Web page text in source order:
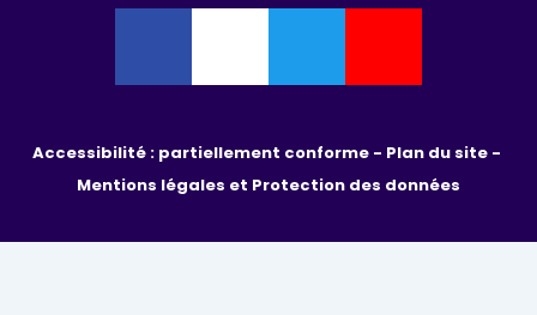
Accessibilité : partiellement conforme -
Mentions légales et Protection des données